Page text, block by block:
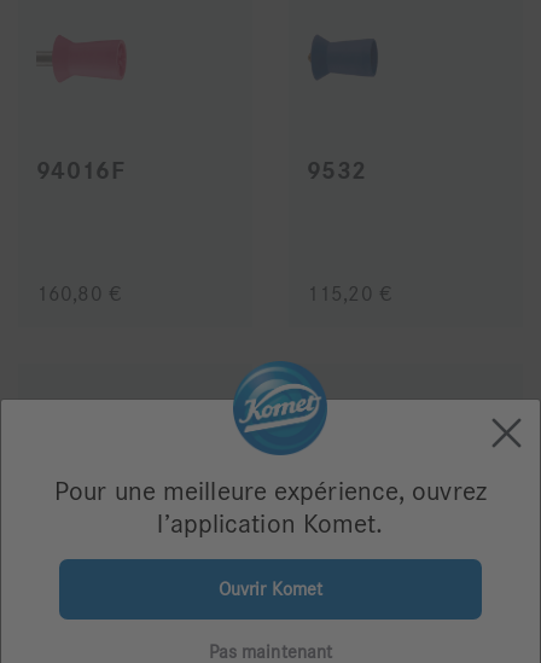
94016F
160,80 €
9532
115,20 €
9532H
Pour une meilleure expérience, ouvrez
l’application Komet.
Ouvrir Komet
Pas maintenant